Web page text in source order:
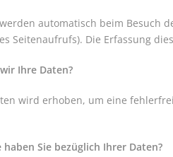
automatisch beim Besuch
Seitenaufrufs). Die Erfassung
Ihre Daten?
wird erhoben, um eine
haben Sie bezüglich Ihrer Daten?